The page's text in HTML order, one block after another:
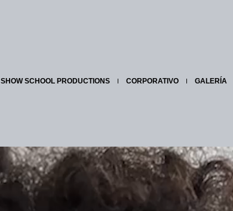
SHOW SCHOOL PRODUCTIONS CORPORATIVO GALERÍA